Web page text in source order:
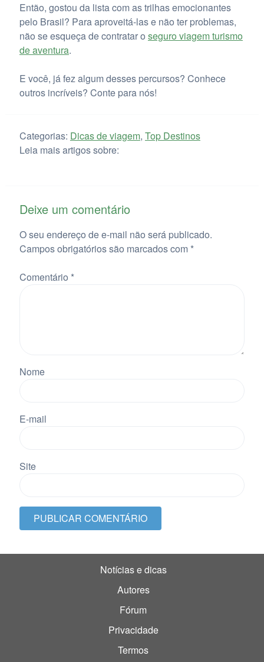
Então, gostou da lista com as trilhas emocionantes
pelo Brasil? Para aproveitá-las e não ter problemas,
não se esqueça de contratar o seguro viagem turismo
de aventura.
E você, já fez algum desses percursos? Conhece
outros incríveis? Conte para nós!
Categorias: Dicas de viagem, Top Destinos
Leia mais artigos sobre:
Deixe um comentário
O seu endereço de e-mail não será publicado.
Campos obrigatórios são marcados com *
Comentário *
Nome
E-mail
Site
Notícias e dicas
Autores
Fórum
Privacidade
Termos